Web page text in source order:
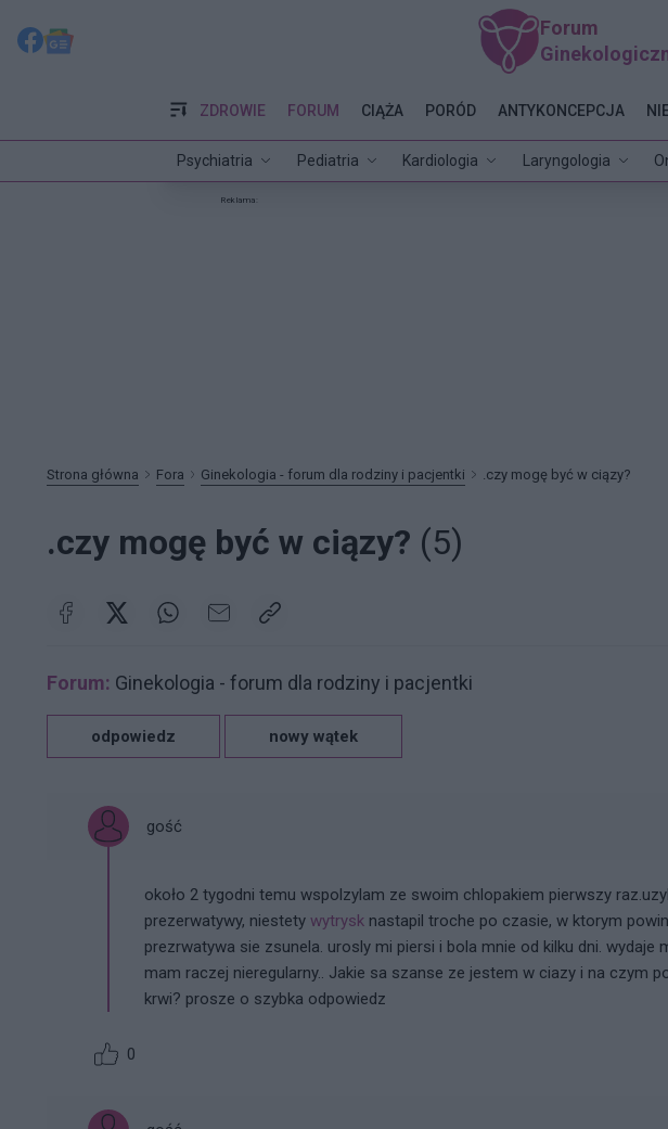
Forum
ZDROWIE
Psychiatria Pediatria Kardiologia Laryngologia
FORUM CIĄŻA PORÓD ANTYKONCEPCJA
Reklama:
Strona główna Fora Ginekologia - forum dla rodziny i pacjentki .czy mogę być w ciązy?
.czy mogę być w ciązy? (5)
Forum: Ginekologia - forum dla rodziny i pacjentki
odpowiedz nowy wątek
gość
około 2 tygodni temu wspolzylam ze swoim chlopakiem pierwszy
prezerwatywy, niestety wytrysk nastapil troche po czasie, w ktorym
prezrwatywa sie zsunela. urosly mi piersi i bola mnie od kilku dni. wydaje
mam raczej nieregularny.. Jakie sa szanse ze jestem w ciazy i na czym
krwi? prosze o szybka odpowiedz
0